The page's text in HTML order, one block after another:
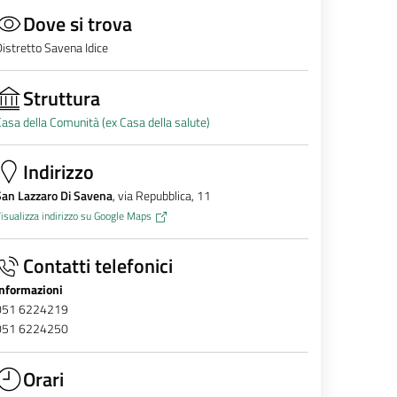
Dove si trova
Savena Idice
Struttura
della Comunità (ex Casa della salute)
Indirizzo
Lazzaro Di Savena, via Repubblica, 11
indirizzo su Google Maps
Contatti telefonici
6224219
6224250
Orari